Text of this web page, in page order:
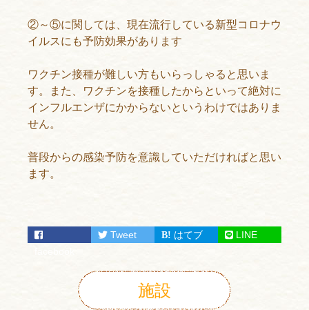
②～⑤に関しては、現在流行している新型コロナウ
イルスにも予防効果があります
ワクチン接種が難しい方もいらっしゃると思いま
す。また、ワクチンを接種したからといって絶対に
インフルエンザにかからないというわけではありま
せん。
普段からの感染予防を意識していただければと思い
ます。
Tweet はてブ LINE
施設